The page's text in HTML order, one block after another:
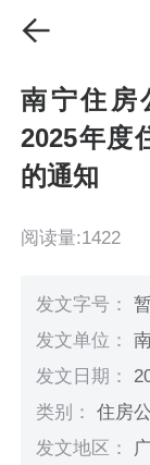
南宁住房
2025年度
的通知
阅读量:1422
发文字号：
发文单位：
发文日期：
类别：住房
发文地区：